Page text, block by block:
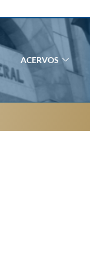
ACERVOS